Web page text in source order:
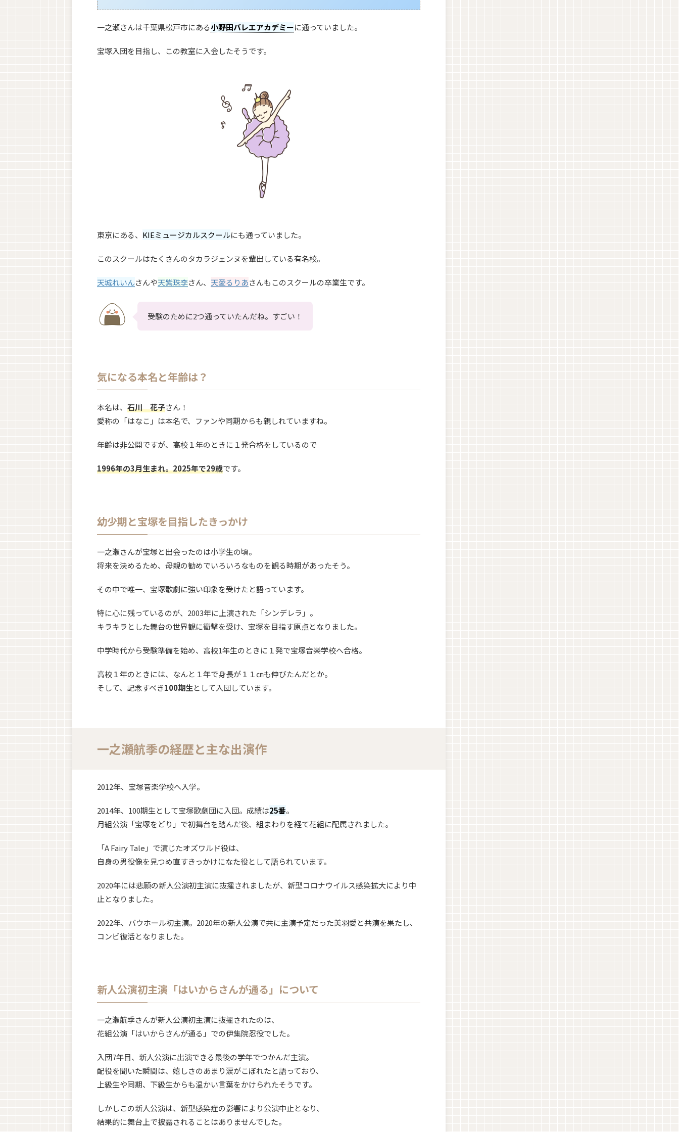
一之瀬さんは千葉県松戸市にある小野田バレエアカデミーに通っていました。
宝塚入団を目指し、この教室に入会したそうです。
東京にある、 KIEミュージカルスクールにも通っていました。
このスクールはたくさんのタカラジェンヌを輩出している有名校。
天城れいんさんや天紫珠李さん、 天愛るりあさんもこのスクールの卒業生です。
受験のために2つ通っていたんだね。すごい！
気になる本名と年齢は？
本名は、 石川 花子さん！
愛称の「はなこ」は本名で、ファンや同期からも親しれていますね。
年齢は非公開ですが、高校１年のときに１発合格をしているので
1996年の3月生まれ。2025年で29歳です。
幼少期と宝塚を目指したきっかけ
一之瀬さんが宝塚と出会ったのは小学生の頃。
将来を決めるため、母親の勧めでいろいろなものを観る時期があったそう。
その中で唯一、宝塚歌劇に強い印象を受けたと語っています。
特に心に残っているのが、2003年に上演された「シンデレラ」。
キラキラとした舞台の世界観に衝撃を受け、宝塚を目指す原点となりました。
中学時代から受験準備を始め、高校1年生のときに１発で宝塚音楽学校へ合格。
高校１年のときには、なんと１年で身長が１１㎝も伸びたんだとか。
そして、記念すべき100期生として入団しています。
一之瀬航季の経歴と主な出演作
2012年、宝塚音楽学校へ入学。
2014年、100期生として宝塚歌劇団に入団。成績は25番。
月組公演「宝塚をどり」で初舞台を踏んだ後、組まわりを経て花組に配属されました。
「A Fairy Tale」で演じたオズワルド役は、
自身の男役像を見つめ直すきっかけになた役として語られています。
2020年には悲願の新人公演初主演に抜擢されましたが、新型コロナウイルス感染拡大により中
止となりました。
2022年、バウホール初主演。2020年の新人公演で共に主演予定だった美羽愛と共演を果たし、
コンビ復活となりました。
新人公演初主演「はいからさんが通る」について
一之瀬航季さんが新人公演初主演に抜擢されたのは、
花組公演「はいからさんが通る」での伊集院忍役でした。
入団7年目、新人公演に出演できる最後の学年でつかんだ主演。
配役を聞いた瞬間は、嬉しさのあまり涙がこぼれたと語っており、
上級生や同期、下級生からも温かい言葉をかけられたそうです。
しかしこの新人公演は、新型感染症の影響により公演中止となり、
結果的に舞台上で披露されることはありませんでした。